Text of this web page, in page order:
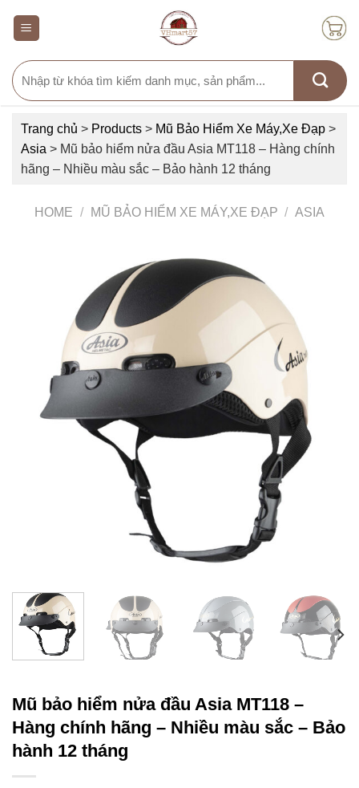
Search
for:
Trang chủ > Products > Mũ Bảo Hiểm Xe Máy,Xe Đạp >
Asia > Mũ bảo hiểm nửa đầu Asia MT118 – Hàng chính
hãng – Nhiều màu sắc – Bảo hành 12 tháng
HOME / MŨ BẢO HIỂM XE MÁY,XE ĐẠP / ASIA
Mũ bảo hiểm nửa đầu Asia MT118 –
Hàng chính hãng – Nhiều màu sắc – Bảo
hành 12 tháng